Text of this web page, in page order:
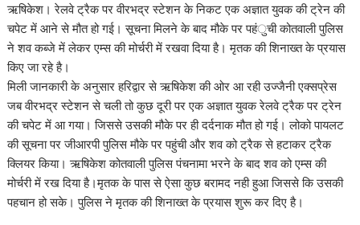
ऋषिकेश। रेलवे ट्रैक पर वीरभद्र स्टेशन के निकट एक अज्ञात युवक की ट्रेन की
चपेट में आने से मौत हो गई। सूचना मिलने के बाद मौके पर पहंुची कोतवाली पुलिस
ने शव कब्जे में लेकर एम्स की मोर्चरी में रखवा दिया है। मृतक की शिनाख्त के प्रयास
किए जा रहे है।
मिली जानकारी के अनुसार हरिद्वार से ऋषिकेश की ओर आ रही उज्जैनी एक्सप्रेस
जब वीरभद्र स्टेशन से चली तो कुछ दूरी पर एक अज्ञात युवक रेलवे ट्रैक पर ट्रेन
की चपेट में आ गया। जिससे उसकी मौके पर ही दर्दनाक मौत हो गई। लोको पायलट
की सूचना पर जीआरपी पुलिस मौके पर पहुंची और शव को ट्रैक से हटाकर ट्रैक
क्लियर किया। ऋषिकेश कोतवाली पुलिस पंचनामा भरने के बाद शव को एम्स की
मोर्चरी में रख दिया है।मृतक के पास से ऐसा कुछ बरामद नही हुआ जिससे कि उसकी
पहचान हो सके। पुलिस ने मृतक की शिनाख्त के प्रयास शुरू कर दिए है।